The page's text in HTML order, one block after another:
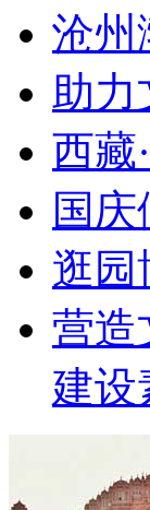
沧州
助力
西藏
国
逛园
营造
建设